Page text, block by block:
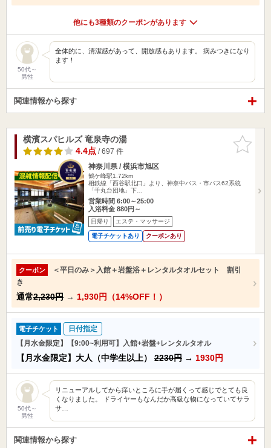
他にも3種類のクーポンがあります
50代～
男性
全体的に、清潔感があって、開放感もあります。 病みつきになり
ます！
関連情報から探す
お気に入
りに追加
横濱スパヒルズ 竜泉寺の湯
4.4点 / 697 件
神奈川県 / 横浜市旭区
鶴ケ峰駅1.72km
相鉄線「西谷駅北口」より、神奈中バス・市バス62系統
「千丸台団地」下…
営業時間 6:00～25:00
入浴料金 880円～
日帰り エステ・マッサージ
電子チケットあり クーポンあり
クーポン
＜平日のみ＞入館＋岩盤浴＋レンタルタオルセット 割引
き
通常2,230円 → 1,930円（14%OFF！）
電子チケット
日付指定
【月水金限定】【9:00~利用可】入館+岩盤+レンタルタオル
【月水金限定】大人（中学生以上） 2230円 → 1930円
50代～
男性
リニューアルしてから痒いところに手が届くって感じでとても良
くなりました。 ドライヤーもなんだか高級な物になっていてサラ
サ…
関連情報から探す